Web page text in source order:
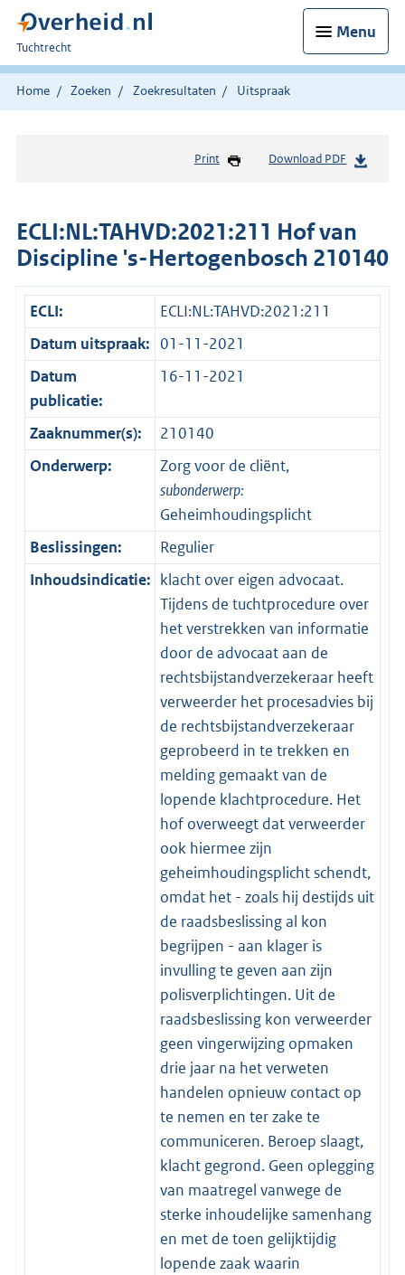
Menu
U
bent
hier:
Tuchtrecht
Home Zoeken Zoekresultaten Uitspraak
Print Download PDF
ECLI:NL:TAHVD:2021:211 Hof van
Discipline 's-Hertogenbosch 210140
ECLI:
ECLI:NL:TAHVD:2021:211
Datum uitspraak: 01-11-2021
Datum
publicatie:
16-11-2021
Zaaknummer(s):
210140
Onderwerp:
Zorg voor de cliënt,
subonderwerp:
Geheimhoudingsplicht
Beslissingen:
Regulier
Inhoudsindicatie: klacht over eigen advocaat.
Tijdens de tuchtprocedure over
het verstrekken van informatie
door de advocaat aan de
rechtsbijstandverzekeraar heeft
verweerder het procesadvies bij
de rechtsbijstandverzekeraar
geprobeerd in te trekken en
melding gemaakt van de
lopende klachtprocedure. Het
hof overweegt dat verweerder
ook hiermee zijn
geheimhoudingsplicht schendt,
omdat het - zoals hij destijds uit
de raadsbeslissing al kon
begrijpen - aan klager is
invulling te geven aan zijn
polisverplichtingen. Uit de
raadsbeslissing kon verweerder
geen vingerwijzing opmaken
drie jaar na het verweten
handelen opnieuw contact op
te nemen en ter zake te
communiceren. Beroep slaagt,
klacht gegrond. Geen oplegging
van maatregel vanwege de
sterke inhoudelijke samenhang
en met de toen gelijktijdig
lopende zaak waarin